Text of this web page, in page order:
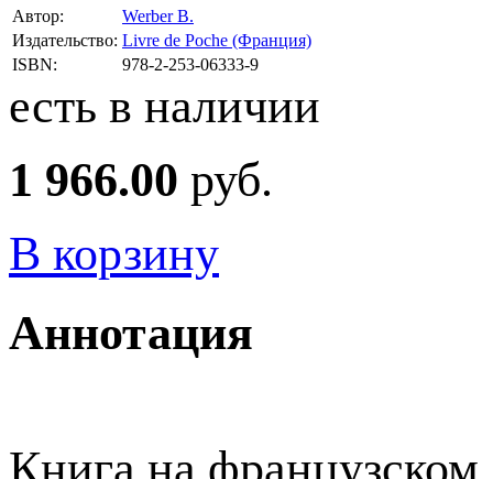
Автор:
Werber B.
Издательство: Livre de Poche (Франция)
ISBN:
978-2-253-06333-9
есть в наличии
1 966.00 руб.
В корзину
Аннотация